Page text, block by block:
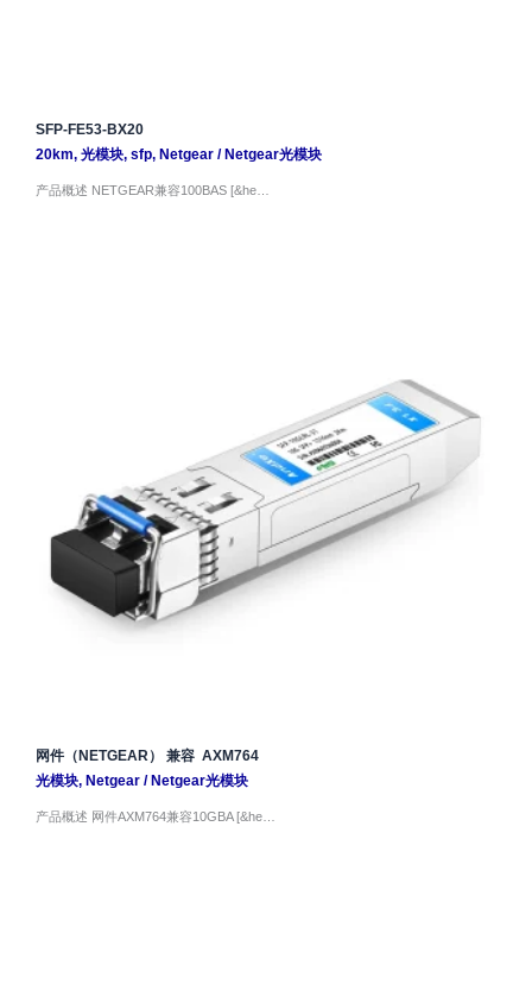
SFP-FE53-BX20
20km, 光模块, sfp, Netgear/ Netgear光模块
产品概述 NETGEAR兼容100BAS [&he…
网件（NETGEAR） 兼容 AXM764
光模块, Netgear/ Netgear光模块
产品概述 网件AXM764兼容10GBA [&he…